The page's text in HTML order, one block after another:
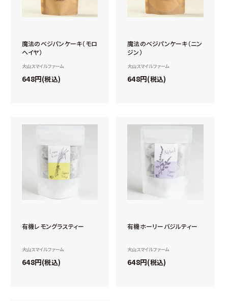
魔法のベジパンケーキ（モロ
ヘイヤ）
大山スマイルファーム
648 税込
魔法のベジパンケーキ（ニン
ジン）
大山スマイルファーム
648 税込
有機レモングラスティー
大山スマイルファーム
648 税込
有機ホーリーバジルティー
大山スマイルファーム
648 税込